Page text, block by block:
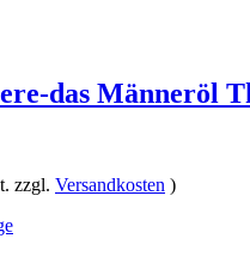
das Männeröl
zzgl. Versandkosten )